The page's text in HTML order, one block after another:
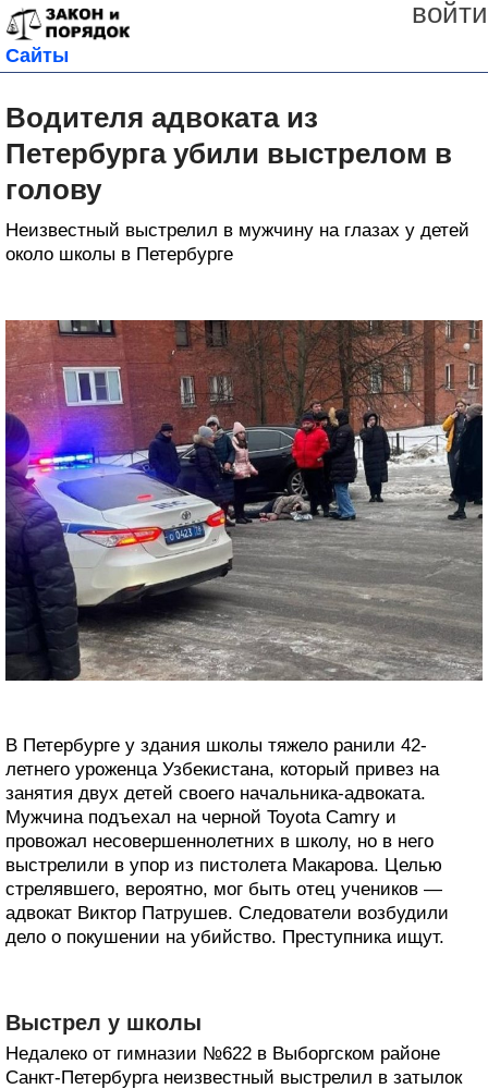
войти
Сайты
Водителя адвоката из
Петербурга убили выстрелом в
голову
Неизвестный выстрелил в мужчину на глазах у детей
около школы в Петербурге
В Петербурге у здания школы тяжело ранили 42-
летнего уроженца Узбекистана, который привез на
занятия двух детей своего начальника-адвоката.
Мужчина подъехал на черной Toyota Camry и
провожал несовершеннолетних в школу, но в него
выстрелили в упор из пистолета Макарова. Целью
стрелявшего, вероятно, мог быть отец учеников —
адвокат Виктор Патрушев. Следователи возбудили
дело о покушении на убийство. Преступника ищут.
Выстрел у школы
Недалеко от гимназии №622 в Выборгском районе
Санкт-Петербурга неизвестный выстрелил в затылок